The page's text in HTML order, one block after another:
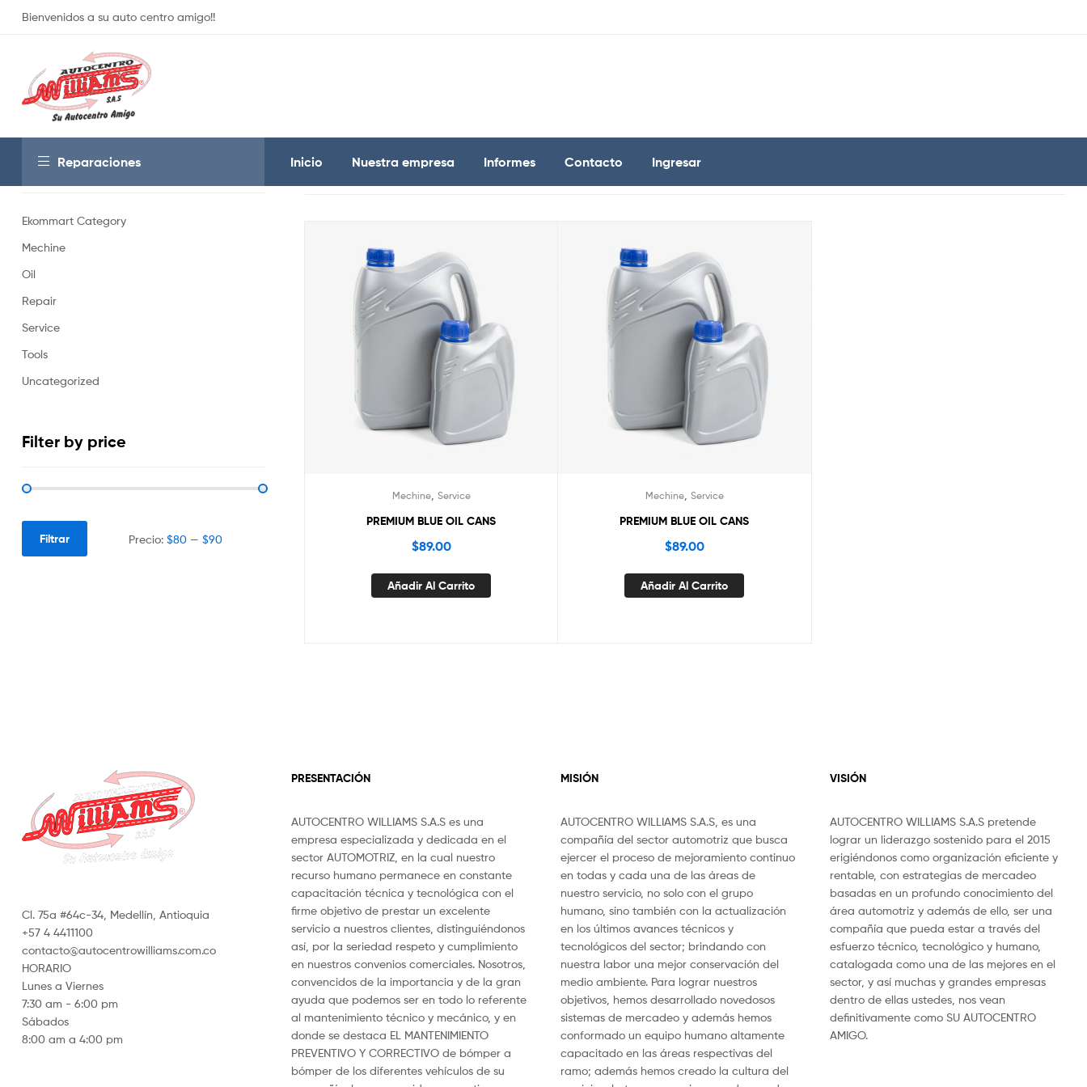
Bienvenidos a su auto centro amigo!!
Reparaciones Inicio Nuestra empresa Informes Contacto Ingresar
Mostrando los 2 resultados
Mechine, Service
PREMIUM BLUE OIL CANS
$89.00
Añadir Al Carrito
Mechine, Service
PREMIUM BLUE OIL CANS
$89.00
Añadir Al Carrito
Product categories
Ekommart Category
Mechine
Oil
Repair
Service
Tools
Uncategorized
Filter by price
Filtrar Precio:$80 —$90
Cl. 75a #64c-34, Medellín, Antioquia
+57 4 4411100
contacto@autocentrowilliams.com.co
HORARIO
Lunes a Viernes
7:30 am - 6:00 pm
Sábados
8:00 am a 4:00 pm
PRESENTACIÓN
AUTOCENTRO WILLIAMS S.A.S es una
empresa especializada y dedicada en el
sector AUTOMOTRIZ, en la cual nuestro
recurso humano permanece en constante
capacitación técnica y tecnológica con el
firme objetivo de prestar un excelente
servicio a nuestros clientes, distinguiéndonos
así, por la seriedad respeto y cumplimiento
en nuestros convenios comerciales. Nosotros,
convencidos de la importancia y de la gran
ayuda que podemos ser en todo lo referente
al mantenimiento técnico y mecánico, y en
donde se destaca EL MANTENIMIENTO
PREVENTIVO Y CORRECTIVO de bómper a
bómper de los diferentes vehículos de su
MISIÓN
AUTOCENTRO WILLIAMS S.A.S, es una
compañía del sector automotriz que busca
ejercer el proceso de mejoramiento continuo
en todas y cada una de las áreas de
nuestro servicio, no solo con el grupo
humano, sino también con la actualización
en los últimos avances técnicos y
tecnológicos del sector; brindando con
nuestra labor una mejor conservación del
medio ambiente. Para lograr nuestros
objetivos, hemos desarrollado novedosos
sistemas de mercadeo y además hemos
conformado un equipo humano altamente
capacitado en las áreas respectivas del
ramo; además hemos creado la cultura del
VISIÓN
AUTOCENTRO WILLIAMS S.A.S pretende
lograr un liderazgo sostenido para el 2015
erigiéndonos como organización eficiente y
rentable, con estrategias de mercadeo
basadas en un profundo conocimiento del
área automotriz y además de ello, ser una
compañía que pueda estar a través del
esfuerzo técnico, tecnológico y humano,
catalogada como una de las mejores en el
sector, y así muchas y grandes empresas
dentro de ellas ustedes, nos vean
definitivamente como SU AUTOCENTRO
AMIGO.